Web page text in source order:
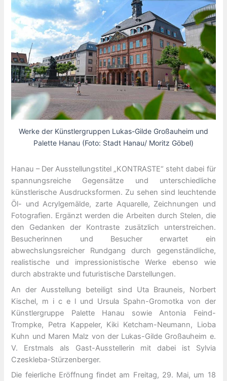
Werke der Künstlergruppen Lukas-Gilde Großauheim und
Palette Hanau (Foto: Stadt Hanau/ Moritz Göbel)
Hanau – Der Ausstellungstitel „KONTRASTE“ steht dabei für
spannungsreiche Gegensätze und unterschiedliche
künstlerische Ausdrucksformen. Zu sehen sind leuchtende
Öl- und Acrylgemälde, zarte Aquarelle, Zeichnungen und
Fotografien. Ergänzt werden die Arbeiten durch Stelen, die
den Gedanken der Kontraste zusätzlich unterstreichen.
Besucherinnen und Besucher erwartet ein
abwechslungsreicher Rundgang durch gegenständliche,
realistische und impressionistische Werke ebenso wie
durch abstrakte und futuristische Darstellungen.
An der Ausstellung beteiligt sind Uta Brauneis, Norbert
Kischel, m i c e l und Ursula Spahn-Gromotka von der
Künstlergruppe Palette Hanau sowie Antonia Feind-
Trompke, Petra Kappeler, Kiki Ketcham-Neumann, Lioba
Kuhn und Maren Malz von der Lukas-Gilde Großauheim e.
V. Erstmals als Gast-Ausstellerin mit dabei ist Sylvia
Czeskleba-Stürzenberger.
Die feierliche Eröffnung findet am Freitag, 29. Mai, um 18